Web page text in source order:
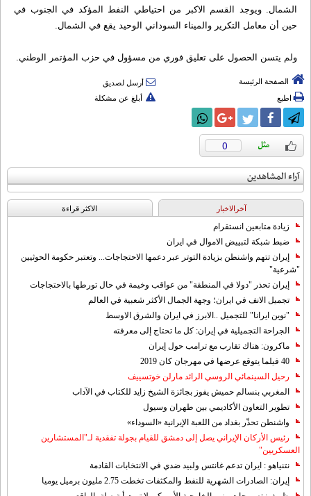
الشمال. ويوجد القسم الاكبر من احتياطي النفط المؤكد في الجنوب في
حين أن معامل التكرير والميناء السوداني الوحيد يقع في الشمال.
ولم يتسن الحصول على تعليق فوري من مسؤول في حزب المؤتمر الوطني.
الصفحة الرئيسة
أرسل لصديق
اطبع
أبلغ عن مشكلة
0
آراء المشاهدين
آخرالاخبار الاکثر قراءة
زيادة متابعين انستقرام
ضبط شبكة لتبييض الاموال في ايران
إيران تتهم واشنطن بزيادة التوتر عبر دعمها الاحتجاجات... وتعتبر حكومة الحوثيين
"شرعية"
إيران تحذر "دولا في المنطقة" من عواقب وخيمة في حال تورطها بالاحتجاجات
تجميل الانف في ايران؛ وجهة الجمال الأكثر شعبية في العالم
"نوين ايرانا" للتجميل ..الابرز في ايران والشرق الاوسط
الجراحة التجميلية في إيران: كل ما تحتاج إلى معرفته
ماكرون: هناك تقارب مع ترامب حول إيران
40 فيلما يتوقع عرضها في مهرجان كان 2019
رحيل السينمائي الروسي الرائد مارلن خوتسييف
المغربي بنسالم حميش يفوز بجائزة الشيخ زايد للكتاب في الآداب
تطوير التعاون الأكاديمي بين طهران وسيول
واشنطن تحذّر بغداد من اللعبة الإيرانية «السوداء»
رئيس الأركان الإيراني يصل إلى دمشق للقيام بجولة تفقدية لـ"المستشارين
العسكريين"
نتنياهو : ايران تدعم غانتس ولبيد ضدي في الانتخابات القادمة
إيران: الصادرات الشهریة للنفط والمكثفات تخطت 2.75 مليون برميل يوميا